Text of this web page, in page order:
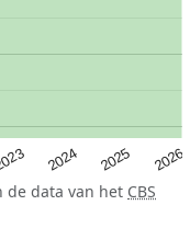
2024 2025 2026
de data van het CBS